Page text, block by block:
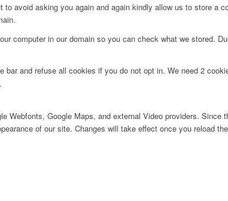
avoid asking you again and again kindly allow us to store
computer in our domain so you can check what we stored.
bar and refuse all cookies if you do not opt in. We need 2
Webfonts, Google Maps, and external Video providers.
of our site. Changes will take effect once you reload